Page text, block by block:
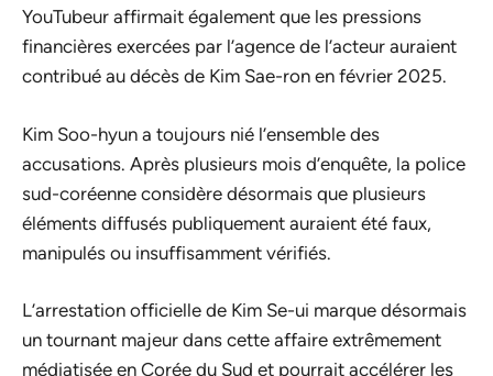
YouTubeur affirmait également que les pressions
financières exercées par l’agence de l’acteur auraient
contribué au décès de Kim Sae-ron en février 2025.
Kim Soo-hyun a toujours nié l’ensemble des
accusations. Après plusieurs mois d’enquête, la police
sud-coréenne considère désormais que plusieurs
éléments diffusés publiquement auraient été faux,
manipulés ou insuffisamment vérifiés.
L’arrestation officielle de Kim Se-ui marque désormais
un tournant majeur dans cette affaire extrêmement
médiatisée en Corée du Sud et pourrait accélérer les